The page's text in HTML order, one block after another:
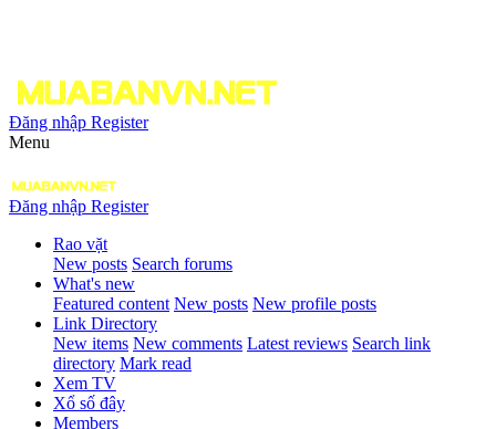
Đăng nhập Register
Menu
Đăng nhập Register
Rao vặt
New posts Search forums
What's new
Featured content New posts New profile posts
Link Directory
New items New comments Latest reviews Search link
directory Mark read
Xem TV
Xổ số đây
Members